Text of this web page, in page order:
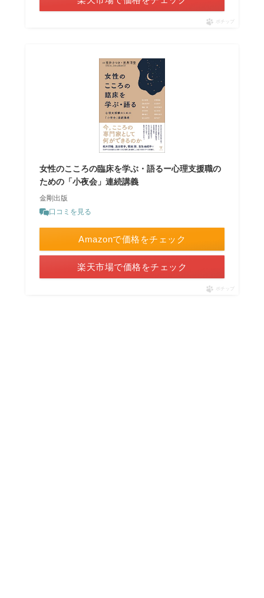
ポチップ
女性のこころの臨床を学ぶ・語るー心理支援職の
ための「小夜会」連続講義
金剛出版
口コミを見る
Amazonで価格をチェック
楽天市場で価格をチェック
ポチップ